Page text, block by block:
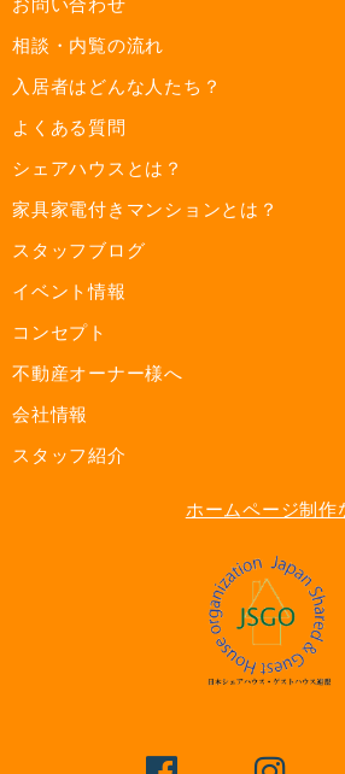
相談・内覧の流れ
入居者はどんな人たち？
よくある質問
シェアハウスとは？
家具家電付きマンションとは？
スタッフブログ
イベント情報
コンセプト
不動産オーナー様へ
会社情報
スタッフ紹介
ホームページ制作